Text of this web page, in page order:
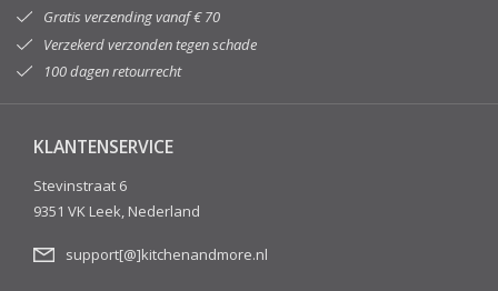
Gratis verzending vanaf € 70
Verzekerd verzonden tegen schade
100 dagen retourrecht
KLANTENSERVICE
Stevinstraat 6
9351 VK Leek, Nederland
support[@]kitchenandmore.nl